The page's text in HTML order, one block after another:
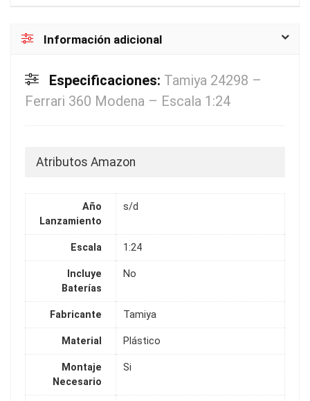
Información adicional
Especificaciones: Tamiya 24298 –
Ferrari 360 Modena – Escala 1:24
Atributos Amazon
Año
Lanzamiento
s/d
Escala 1:24
Incluye
Baterías
No
Fabricante Tamiya
Material Plástico
Montaje
Necesario
Si